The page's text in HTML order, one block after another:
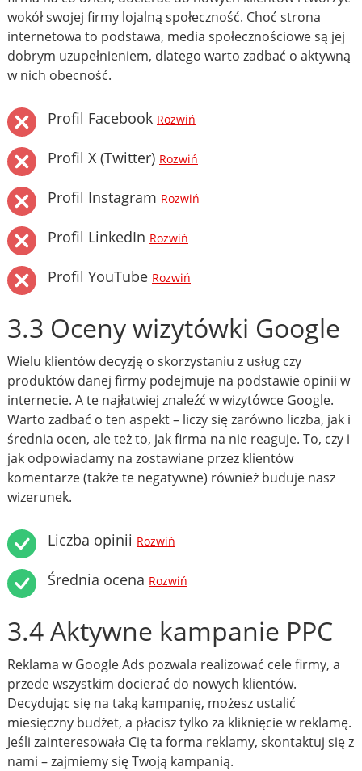
wokół swojej firmy lojalną społeczność. Choć strona
internetowa to podstawa, media społecznościowe są jej
dobrym uzupełnieniem, dlatego warto zadbać o aktywną
w nich obecność.
Profil Facebook Rozwiń
Profil X (Twitter) Rozwiń
Profil Instagram Rozwiń
Profil LinkedIn Rozwiń
Profil YouTube Rozwiń
3.3 Oceny wizytówki Google
Wielu klientów decyzję o skorzystaniu z usług czy
produktów danej firmy podejmuje na podstawie opinii w
internecie. A te najłatwiej znaleźć w wizytówce Google.
Warto zadbać o ten aspekt – liczy się zarówno liczba, jak i
średnia ocen, ale też to, jak firma na nie reaguje. To, czy i
jak odpowiadamy na zostawiane przez klientów
komentarze (także te negatywne) również buduje nasz
wizerunek.
Liczba opinii Rozwiń
Średnia ocena Rozwiń
3.4 Aktywne kampanie PPC
Reklama w Google Ads pozwala realizować cele firmy, a
przede wszystkim docierać do nowych klientów.
Decydując się na taką kampanię, możesz ustalić
miesięczny budżet, a płacisz tylko za kliknięcie w reklamę.
Jeśli zainteresowała Cię ta forma reklamy, skontaktuj się z
nami – zajmiemy się Twoją kampanią.